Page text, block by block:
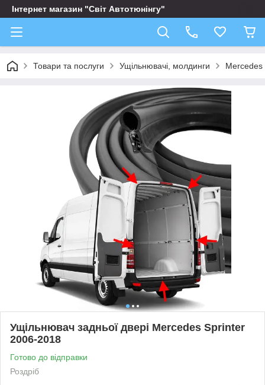
Інтернет магазин "Світ Автотюнінгу"
Товари та послуги Ущільнювачі, молдинги Mercedes
Ущільнювач задньої двері Mercedes Sprinter
2006-2018
Готово до відправки
Роздріб